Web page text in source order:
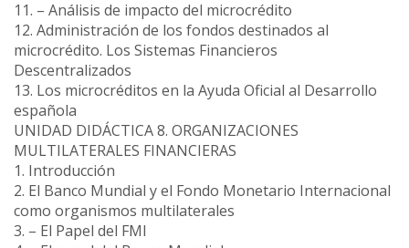
11. – Análisis de impacto del microcrédito
12. Administración de los fondos destinados al
microcrédito. Los Sistemas Financieros
Descentralizados
13. Los microcréditos en la Ayuda Oficial al Desarrollo
española
UNIDAD DIDÁCTICA 8. ORGANIZACIONES
MULTILATERALES FINANCIERAS
1. Introducción
2. El Banco Mundial y el Fondo Monetario Internacional
como organismos multilaterales
3. – El Papel del FMI